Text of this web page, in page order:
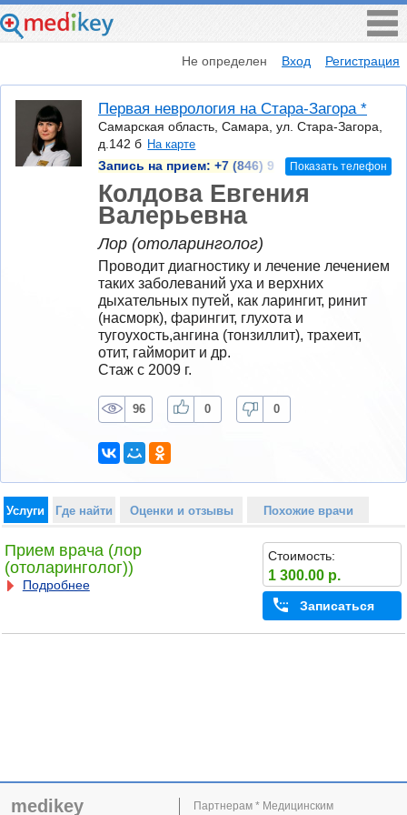
Не определен Вход Регистрация
Первая неврология на Стара-Загора *
Самарская область, Самара, ул. Стара-Загора,
д.142 б На карте
Запись на прием: +7 (846) 9 Показать телефон
Колдова Евгения
Валерьевна
Лор (отоларинголог)
Проводит диагностику и лечение лечением
таких заболеваний уха и верхних
дыхательных путей, как ларингит, ринит
(насморк), фарингит, глухота и
тугоухость,ангина (тонзиллит), трахеит,
отит, гайморит и др.
Стаж с 2009 г.
96 0 0
Услуги Где найти Оценки и отзывы Похожие врачи
Прием врача (лор
(отоларинголог))
Подробнее
Стоимость:
1 300.00 р.
Записаться
medikey
Партнерам * Медицинским